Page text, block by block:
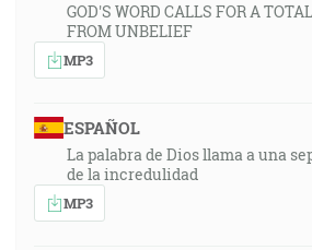
GOD'S WORD CALLS FOR A
FROM UNBELIEF
MP3
ESPAÑOL
La palabra de Dios llama a una
de la incredulidad
MP3